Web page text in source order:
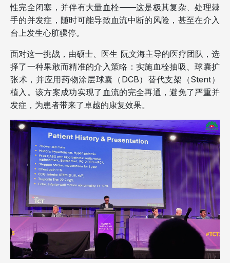
性完全闭塞，并伴有大量血栓——这是极其复杂、处理棘
手的并发症，随时可能导致血流中断的风险，甚至在介入
台上发生心脏骤停。
面对这一挑战，由硕士、医生 阮文海主导的医疗团队，选
择了一种果敢而精准的介入策略：实施血栓抽吸、球囊扩
张术，并应用药物涂层球囊（DCB）替代支架（Stent）
植入。该方案成功实现了血流的完全再通，避免了严重并
发症，为患者带来了卓越的康复效果。